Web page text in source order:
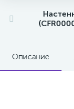
Описание